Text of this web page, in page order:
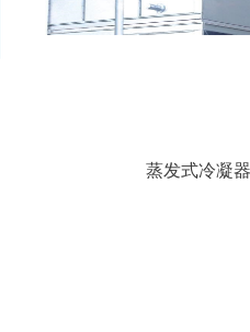
蒸发式冷凝器